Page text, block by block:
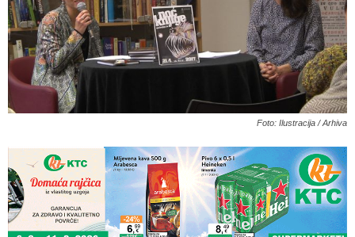
Foto: Ilustracija / Arhiva